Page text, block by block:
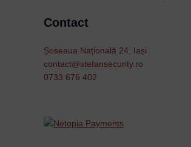
Contact
Șoseaua Națională 24, Iași
contact@stefansecurity.ro
0733 676 402